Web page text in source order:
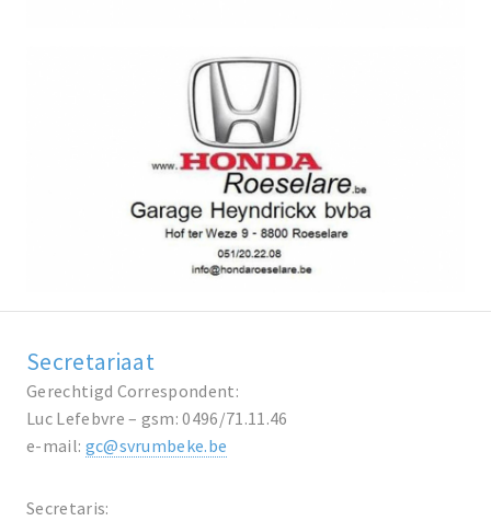
Secretariaat
Gerechtigd Correspondent:
Luc Lefebvre – gsm: 0496/71.11.46
e-mail: gc@svrumbeke.be
Secretaris: